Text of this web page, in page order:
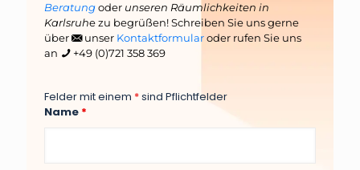
Beratungoder unseren Räumlichkeiten in
Karlsruhe zu begrüßen! Schreiben Sie uns gerne
über
unser Kontaktformularoder rufen Sie uns
an
+49 (0)721 358 369
Felder mit einem *sind Pflichtfelder
Name *